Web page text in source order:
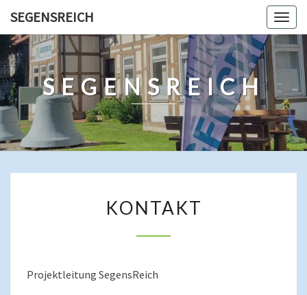
content
SEGENSREICH
SEGENSREICH
KONTAKT
Projektleitung SegensReich